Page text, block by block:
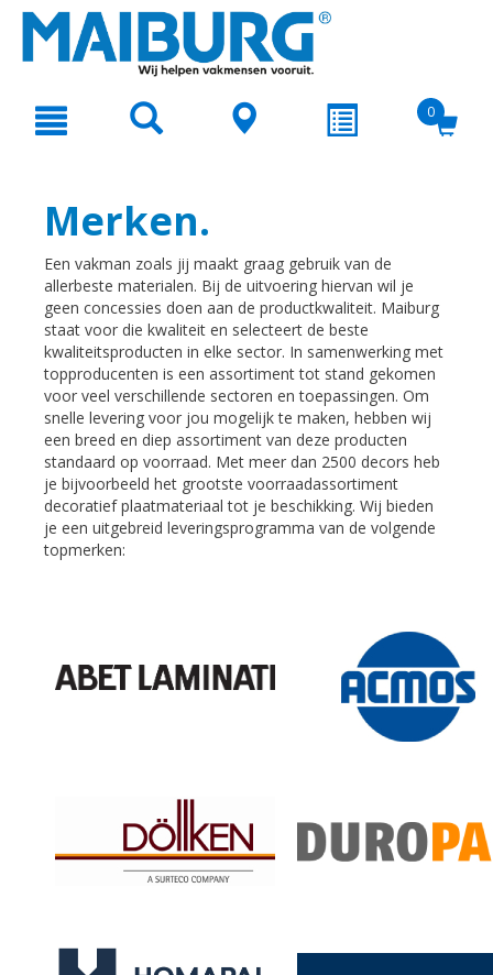
text.skipToNavigation
0
Merken.
Een vakman zoals jij maakt graag gebruik van de
allerbeste materialen. Bij de uitvoering hiervan wil je
geen concessies doen aan de productkwaliteit. Maiburg
staat voor die kwaliteit en selecteert de beste
kwaliteitsproducten in elke sector. In samenwerking met
topproducenten is een assortiment tot stand gekomen
voor veel verschillende sectoren en toepassingen. Om
snelle levering voor jou mogelijk te maken, hebben wij
een breed en diep assortiment van deze producten
standaard op voorraad. Met meer dan 2500 decors heb
je bijvoorbeeld het grootste voorraadassortiment
decoratief plaatmateriaal tot je beschikking. Wij bieden
je een uitgebreid leveringsprogramma van de volgende
topmerken: